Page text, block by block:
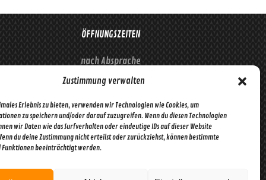
Zustimmung verwalten
Erlebnis zu bieten, verwenden wir Technologien wie Cookies, um
zu speichern und/oder darauf zuzugreifen. Wenn du diesen Technologien
wir Daten wie das Surfverhalten oder eindeutige IDs auf dieser Website
du deine Zustimmung nicht erteilst oder zurückziehst, können bestimmte
Funktionen beeinträchtigt werden.
gewählt
werden
ÖFFNUNGSZEITEN
nach Absprache